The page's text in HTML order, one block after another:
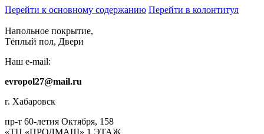
Перейти к основному содержанию Перейти в колонтитул
Напольное покрытие,
Тёплый пол, Двери
Наш e-mail:
evropol27@mail.ru
г. Хабаровск
пр-т 60-летия Октября, 158
«ТЦ «ПРОДМАШ» 1 ЭТАЖ